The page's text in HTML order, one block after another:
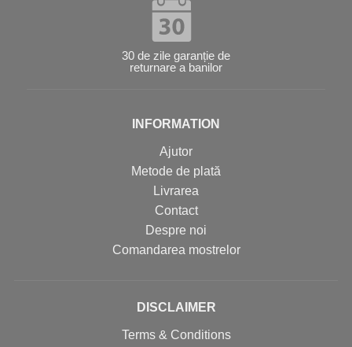
30 de zile garanție de
returnare a banilor
INFORMATION
Ajutor
Metode de plată
Livrarea
Contact
Despre noi
Comandarea mostrelor
DISCLAIMER
Terms & Conditions